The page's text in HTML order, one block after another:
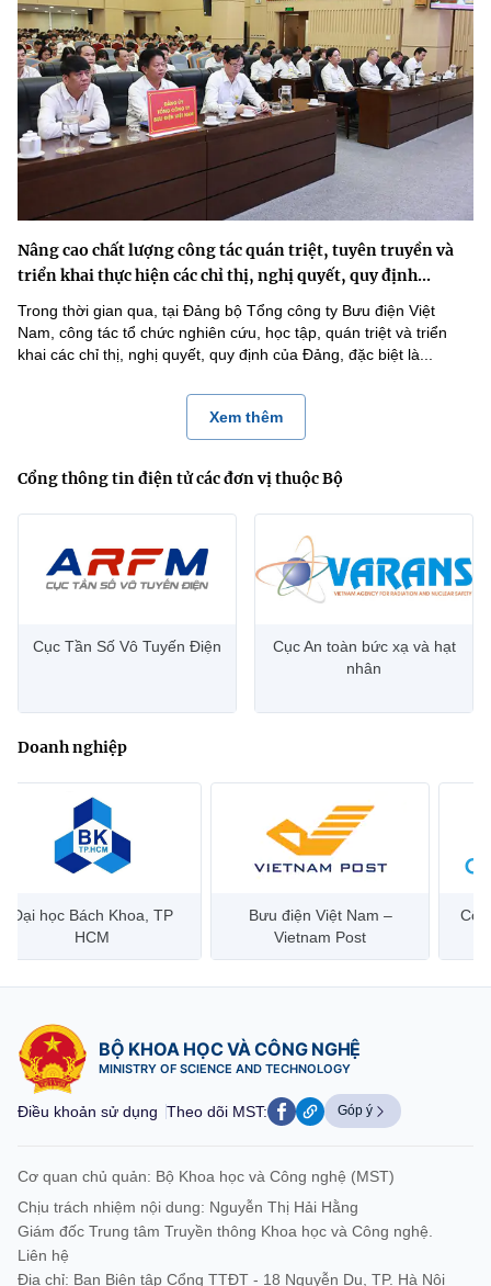
Nâng cao chất lượng công tác quán triệt, tuyên truyền và
triển khai thực hiện các chỉ thị, nghị quyết, quy định...
Trong thời gian qua, tại Đảng bộ Tổng công ty Bưu điện Việt
Nam, công tác tổ chức nghiên cứu, học tập, quán triệt và triển
khai các chỉ thị, nghị quyết, quy định của Đảng, đặc biệt là...
Xem thêm
Cổng thông tin điện tử các đơn vị thuộc Bộ
Cục Tần Số Vô Tuyến Điện
Cục An toàn bức xạ và hạt
nhân
Doanh nghiệp
Đại học Bách Khoa, TP
HCM
Bưu điện Việt Nam –
Vietnam Post
BỘ KHOA HỌC VÀ CÔNG NGHỆ
MINISTRY OF SCIENCE AND TECHNOLOGY
Điều khoản sử dụng Theo dõi MST: Góp ý
Cơ quan chủ quản: Bộ Khoa học và Công nghệ (MST)
Chịu trách nhiệm nội dung: Nguyễn Thị Hải Hằng
Giám đốc Trung tâm Truyền thông Khoa học và Công nghệ.
Liên hệ
Địa chỉ: Ban Biên tập Cổng TTĐT - 18 Nguyễn Du, TP. Hà Nội